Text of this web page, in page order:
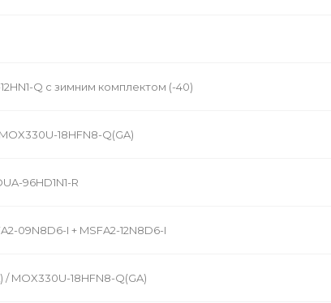
Q с зимним комплектом (-40)
18HFN8-Q(GA)
96HD1N1-R
09N8D6-I + MSFA2-12N8D6-I
/ MOX330U-18HFN8-Q(GA)